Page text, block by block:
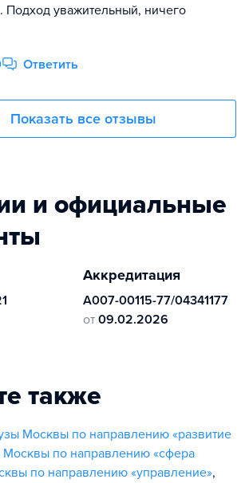
Подход уважительный, ничего
Ответить
Показать все отзывы
и официальные
Аккредитация
А007-00115-77/04341177
от 09.02.2026
также
Москвы по направлению «развитие
Москвы по направлению «сфера
по направлению «управление»,